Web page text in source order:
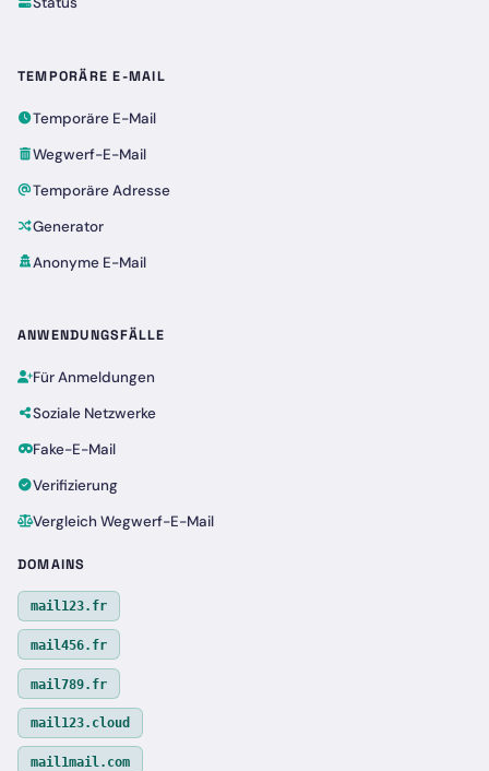
TEMPORÄRE E-MAIL
Temporäre E-Mail
Wegwerf-E-Mail
Temporäre Adresse
Generator
Anonyme E-Mail
ANWENDUNGSFÄLLE
Für Anmeldungen
Soziale Netzwerke
Fake-E-Mail
Verifizierung
Vergleich Wegwerf-E-Mail
DOMAINS
mail123.fr
mail456.fr
mail789.fr
mail123.cloud
mail1mail.com